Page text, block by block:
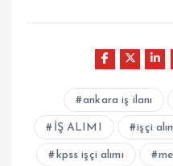
ankara iş ilanı
İŞ ALIMI işçi
kpss işçi alımı